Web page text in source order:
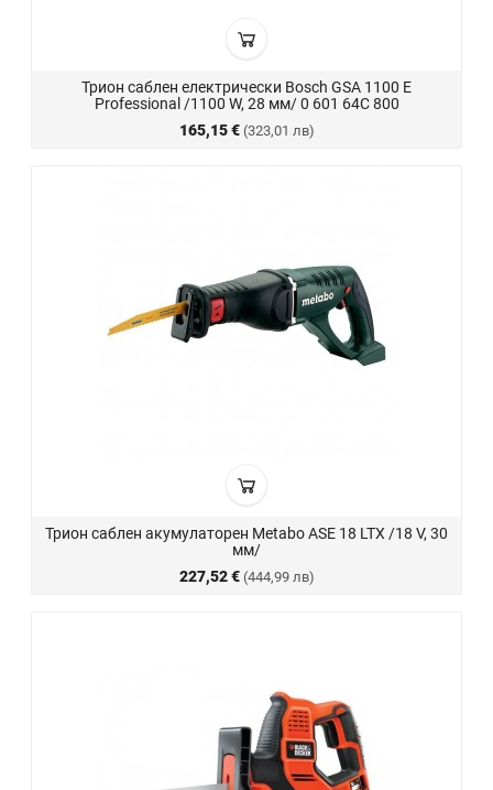
Трион саблен електрически Bosch GSA 1100 E
Professional /1100 W, 28 мм/ 0 601 64C 800
165,15 € (323,01 лв)
Трион саблен акумулаторен Metabo ASE 18 LTX /18 V, 30
мм/
227,52 € (444,99 лв)